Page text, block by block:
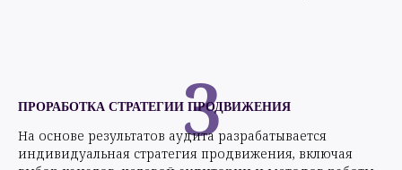
ПРОРАБОТКА СТРАТЕГИИ ПРОДВИЖЕНИЯ
На основе результатов аудита разрабатывается
индивидуальная стратегия продвижения, включая
3